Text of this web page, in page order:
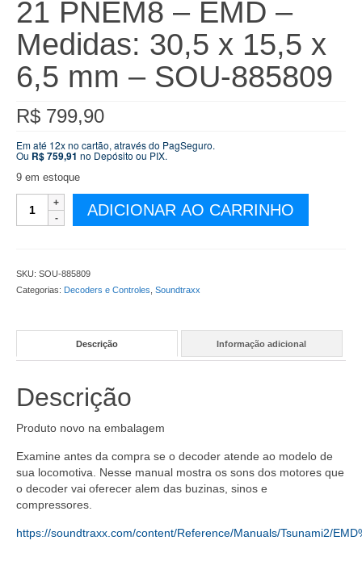
21 PNEM8 – EMD –
Medidas: 30,5 x 15,5 x
6,5 mm – SOU-885809
R$ 799,90
Em até 12x no cartão, através do PagSeguro.
Ou R$759,91 no Depósito ou PIX.
9 em estoque
Decoder
Soundtraxx
–
–
30,5
15,5
6,5
mm
–
SOU-
quantidade
ADICIONAR AO CARRINHO
SKU: SOU-885809
Categorias: Decoders e Controles Soundtraxx
Descrição Informação adicional
Descrição
Produto novo na embalagem
Examine antes da compra se o decoder atende ao modelo de
sua locomotiva. Nesse manual mostra os sons dos motores que
o decoder vai oferecer alem das buzinas, sinos e
compressores.
https://soundtraxx.com/content/Reference/Manuals/Tsunami2/